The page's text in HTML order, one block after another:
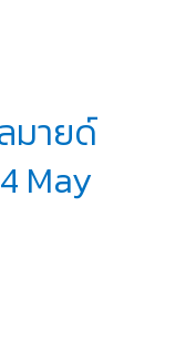
มายด์
May